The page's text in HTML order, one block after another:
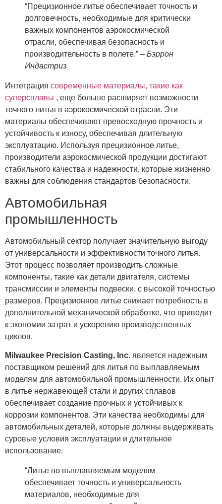
“Прецизионное литье обеспечивает точность и
долговечность, необходимые для критически
важных компонентов аэрокосмической
отрасли, обеспечивая безопасность и
производительность в полете.” – Бэррон
Индастриз
Интеграция современные материалы, такие как
суперсплавы , еще больше расширяет возможности
точного литья в аэрокосмической отрасли. Эти
материалы обеспечивают превосходную прочность и
устойчивость к износу, обеспечивая длительную
эксплуатацию. Используя прецизионное литье,
производители аэрокосмической продукции достигают
стабильного качества и надежности, которые жизненно
важны для соблюдения стандартов безопасности.
Автомобильная
промышленность
Автомобильный сектор получает значительную выгоду
от универсальности и эффективности точного литья.
Этот процесс позволяет производить сложные
компоненты, такие как детали двигателя, системы
трансмиссии и элементы подвески, с высокой точностью
размеров. Прецизионное литье снижает потребность в
дополнительной механической обработке, что приводит
к экономии затрат и ускорению производственных
циклов.
Milwaukee Precision Casting, Inc. является надежным
поставщиком решений для литья по выплавляемым
моделям для автомобильной промышленности. Их опыт
в литье нержавеющей стали и других сплавов
обеспечивает создание прочных и устойчивых к
коррозии компонентов. Эти качества необходимы для
автомобильных деталей, которые должны выдерживать
суровые условия эксплуатации и длительное
использование.
“Литье по выплавляемым моделям
обеспечивает точность и универсальность
материалов, необходимые для